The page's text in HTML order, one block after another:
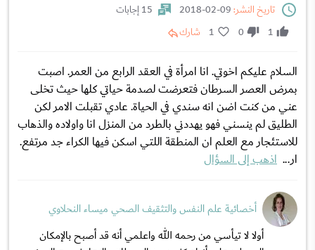
تاريخ النشر:
15 إجابات
1
0
1 شارك
السلام عليكم اخوتي. انا امرأة في العقد الرابع من العمر. اصبت
بمرض العصر السرطان فتعرضت لصدمة حياتي كلها حيث تخلى
عني من كنت اضن انه سندي في الحياة. عادي تقبلت الامر لكن
الطليق لم ينسني فهو يهددني بالطرد من المنزل انا واولاده والذهاب
للاستئجار مع العلم ان المنطقة اللتي اسكن فيها الكراء جد مرتفع.
ار... اذهب إلى السؤال
أخصائية علم النفس والتثقيف الصحي ميساء النحلاوي
أولا لا تيأسي من رحمه الله واعلمي أنه قد أصبح بالإمكان